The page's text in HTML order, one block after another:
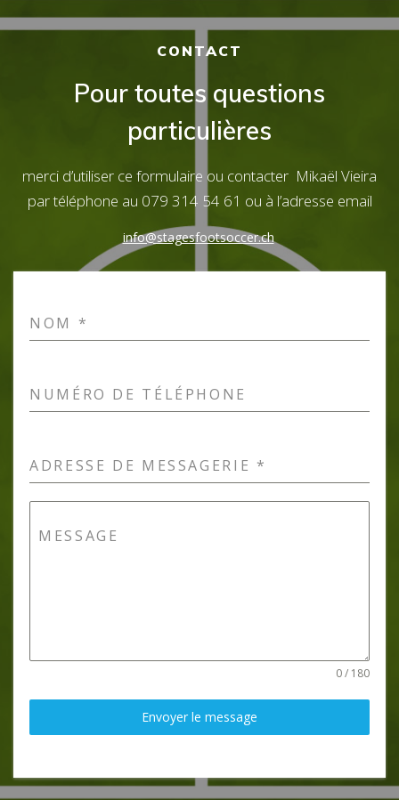
CONTACT
Pour toutes questions
particulières
merci d’utiliser ce formulaire ou contacter Mikaël Vieira
par téléphone au 079 314 54 61 ou à l’adresse email
info@stagesfootsoccer.ch
NOM *
NUMÉRO DE TÉLÉPHONE
ADRESSE DE MESSAGERIE *
MESSAGE
0 / 180
Envoyer le message